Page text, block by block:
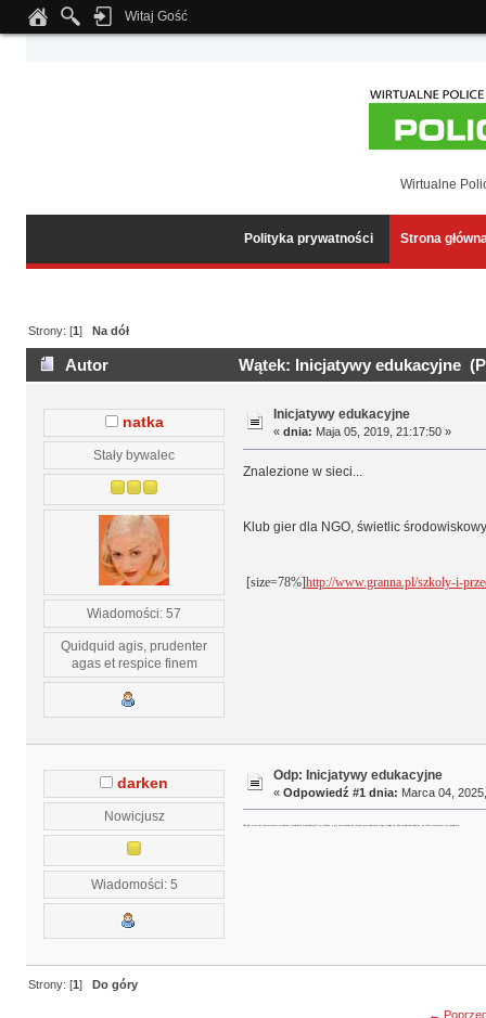
Notice: Undefined index: tapatalk_body_hook in
Witaj Gość
Wirtualne
Polityka prywatności Strona
Strony: [1]Na dół
Autor Wątek: Inicjatywy edukacyjne
natka
Stały bywalec
Wiadomości: 57
Quidquid agis, prudenter
agas et respice finem
Inicjatywy edukacyjne
« dnia: Maja 05, 2019, 21:17:50 »
Znalezione w sieci...
Klub gier dla NGO, świetlic
[size=78%]http://www.granna.pl/szkoly-i-
darken
Nowicjusz
Wiadomości: 5
Odp: Inicjatywy edukacyjne
« Odpowiedź #1 dnia: Marca 04,
Strony: [1]Do góry
←